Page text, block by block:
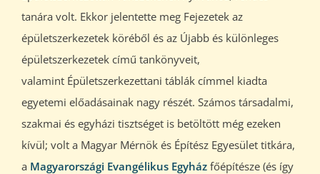
tanára volt. Ekkor jelentette meg Fejezetek az
épületszerkezetek köréből és az Újabb és különleges
épületszerkezetek című tankönyveit,
valamint Épületszerkezettani táblák címmel kiadta
egyetemi előadásainak nagy részét. Számos társadalmi,
szakmai és egyházi tisztséget is betöltött még ezeken
kívül; volt a Magyar Mérnök és Építész Egyesület titkára,
a Magyarországi Evangélikus Egyházfőépítésze (és így